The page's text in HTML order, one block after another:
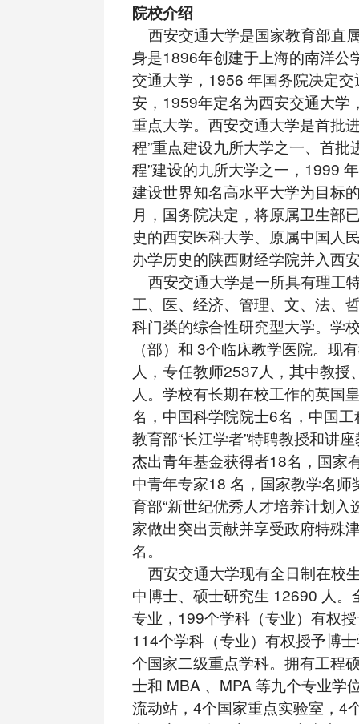
院校介绍
西安交通大学是国家教育部直
身是1896年创建于上海的南洋公
交通大学，1956 年国务院决定
安，1959年定名为西安交通大学
重点大学。西安交通大学是首批
程”重点建设九所大学之一、首批
程”建设的九所大学之一，1999
建设世界知名高水平大学为目标
月，国务院决定，将原属卫生部
史的西安医科大学、原属中国人
办学历史的陕西财经学院并入西
西安交通大学是一所具有理工
工、医、经济、管理、文、法、
科门类的综合性研究型大学。学
（部）和 3个临床教学医院。现
人，专任教师2537人，其中教授
人。学校有长期在校工作的英国
名，中国科学院院士6名，中国
教育部“长江学者”特聘教授和讲
杰出青年基金获得者18名，国家
中青年专家18 名，国家教学名师
育部“新世纪优秀人才培养计划入
家做出突出贡献并享受政府特殊
名。
西安交通大学现有全日制在校
中博士、硕士研究生 12690 人。
专业，199个学科（专业）有权
114个学科（专业）有权授予博
个国家二级重点学科。拥有工程
士和 MBA 、MPA 等九个专业学
流动站，4个国家重点实验室，4